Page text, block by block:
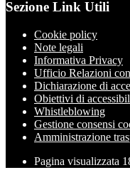
Sezione Link Utili
Cookie policy
Note legali
Informativa Privacy
Ufficio Relazioni
Dichiarazione di
Obiettivi di
Whistleblowing
Gestione consensi
Amministrazione
Pagina visualizzata